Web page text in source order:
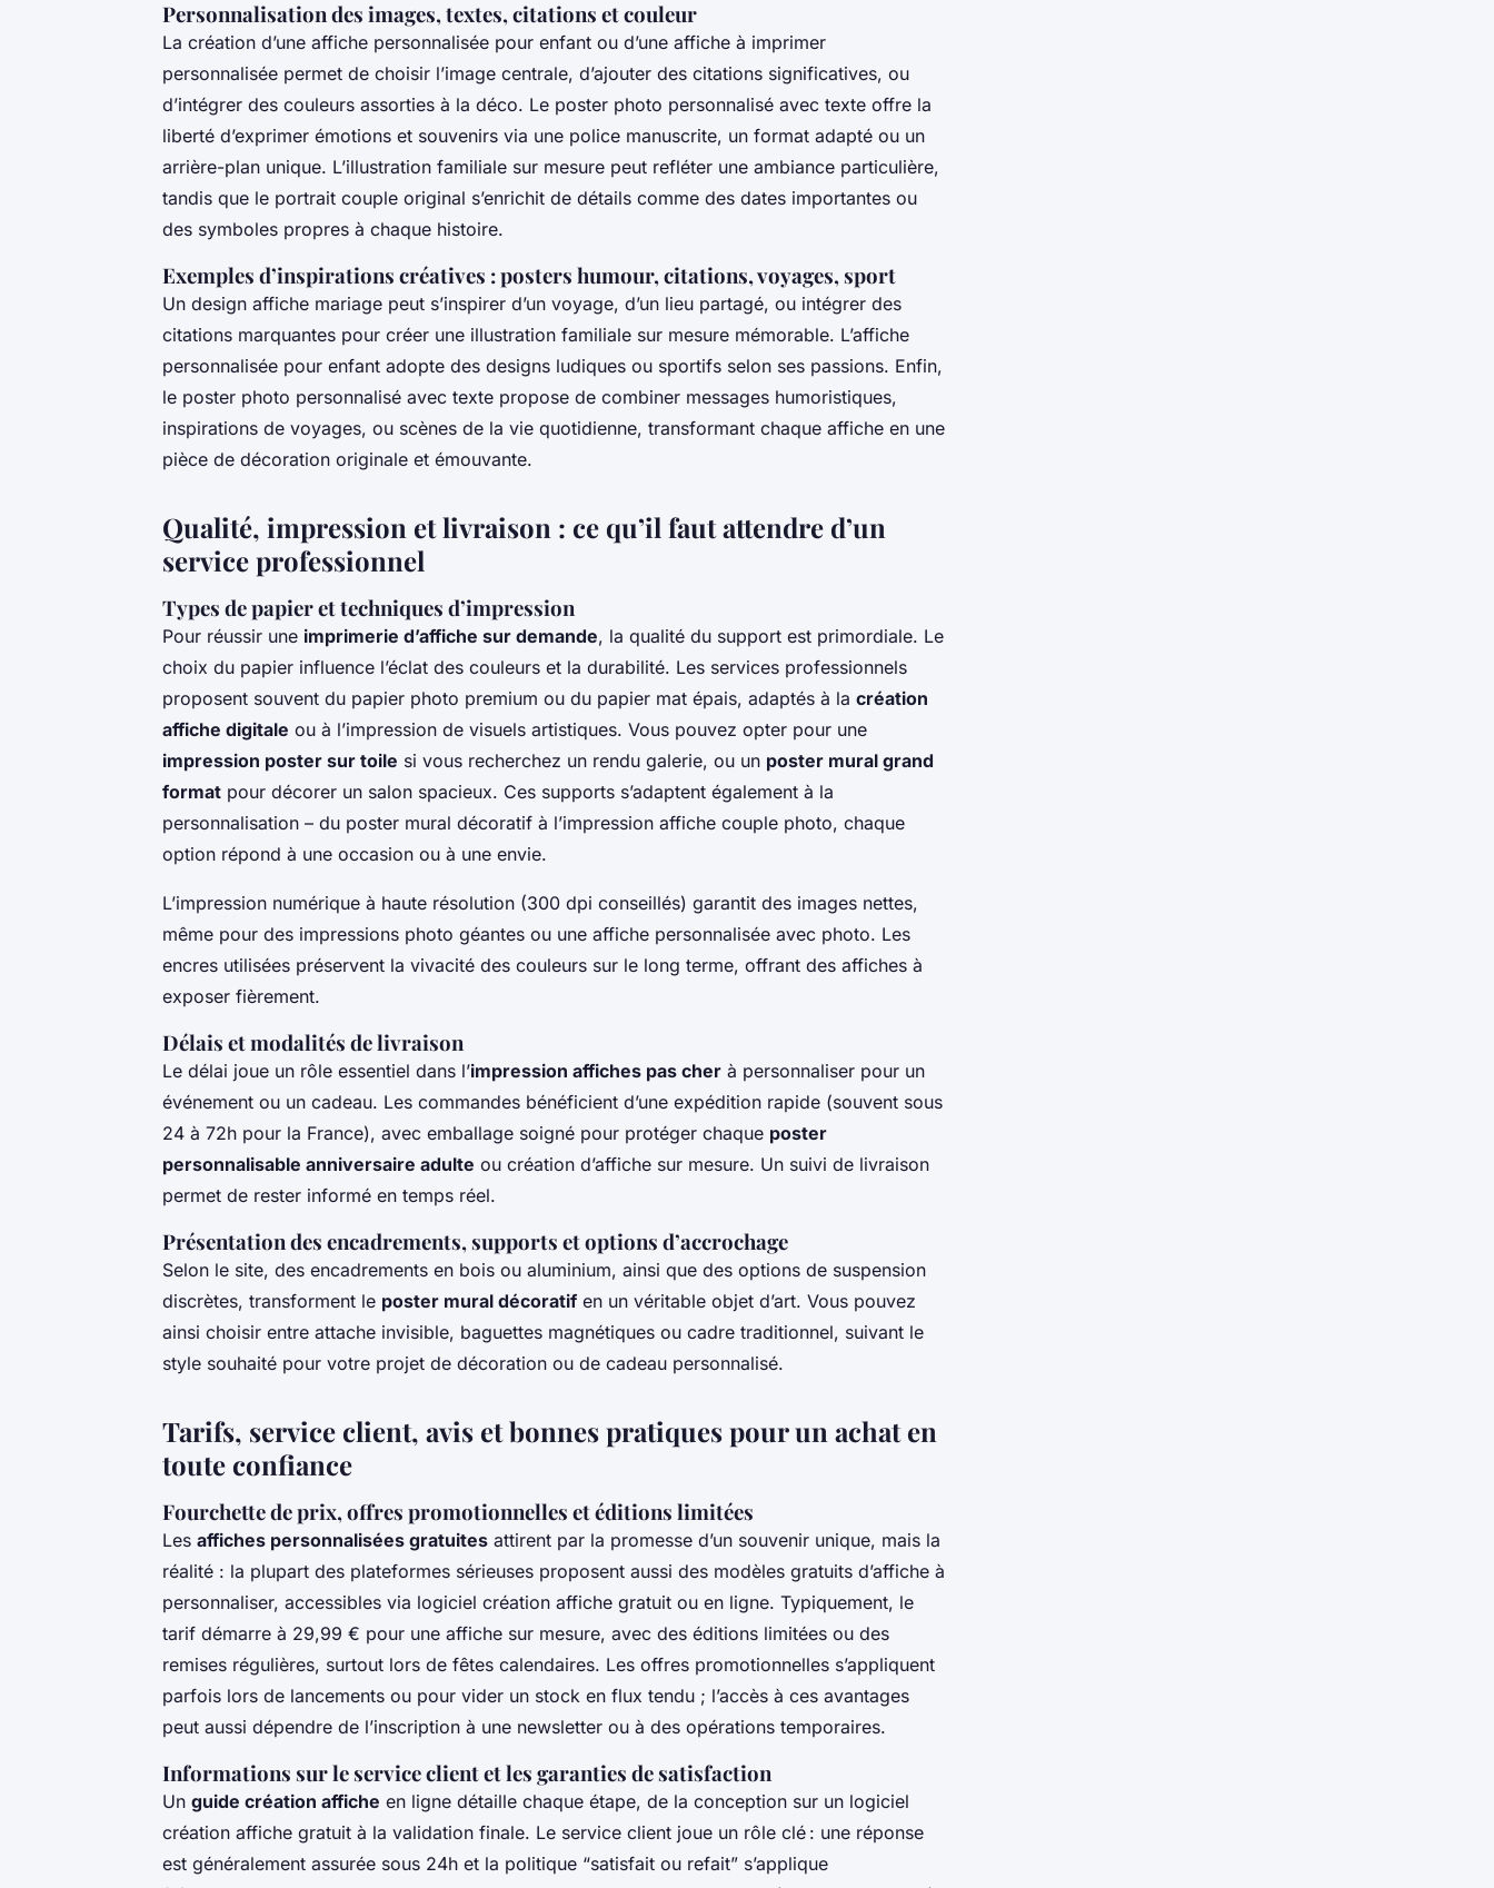
Personnalisation des images, textes, citations et couleur
La création d’une affiche personnalisée pour enfant ou d’une affiche à imprimer
personnalisée permet de choisir l’image centrale, d’ajouter des citations significatives, ou
d’intégrer des couleurs assorties à la déco. Le poster photo personnalisé avec texte offre la
liberté d’exprimer émotions et souvenirs via une police manuscrite, un format adapté ou un
arrière-plan unique. L’illustration familiale sur mesure peut refléter une ambiance particulière,
tandis que le portrait couple original s’enrichit de détails comme des dates importantes ou
des symboles propres à chaque histoire.
Exemples d’inspirations créatives : posters humour, citations, voyages, sport
Un design affiche mariage peut s’inspirer d’un voyage, d’un lieu partagé, ou intégrer des
citations marquantes pour créer une illustration familiale sur mesure mémorable. L’affiche
personnalisée pour enfant adopte des designs ludiques ou sportifs selon ses passions. Enfin,
le poster photo personnalisé avec texte propose de combiner messages humoristiques,
inspirations de voyages, ou scènes de la vie quotidienne, transformant chaque affiche en une
pièce de décoration originale et émouvante.
Qualité, impression et livraison : ce qu’il faut attendre d’un
service professionnel
Types de papier et techniques d’impression
Pour réussir une imprimerie d’affiche sur demande, la qualité du support est primordiale. Le
choix du papier influence l’éclat des couleurs et la durabilité. Les services professionnels
proposent souvent du papier photo premium ou du papier mat épais, adaptés à la création
affiche digitale ou à l’impression de visuels artistiques. Vous pouvez opter pour une
impression poster sur toile si vous recherchez un rendu galerie, ou un poster mural grand
format pour décorer un salon spacieux. Ces supports s’adaptent également à la
personnalisation – du poster mural décoratif à l’impression affiche couple photo, chaque
option répond à une occasion ou à une envie.
L’impression numérique à haute résolution (300 dpi conseillés) garantit des images nettes,
même pour des impressions photo géantes ou une affiche personnalisée avec photo. Les
encres utilisées préservent la vivacité des couleurs sur le long terme, offrant des affiches à
exposer fièrement.
Délais et modalités de livraison
Le délai joue un rôle essentiel dans l’impression affiches pas cher à personnaliser pour un
événement ou un cadeau. Les commandes bénéficient d’une expédition rapide (souvent sous
24 à 72h pour la France), avec emballage soigné pour protéger chaque poster
personnalisable anniversaire adulte ou création d’affiche sur mesure. Un suivi de livraison
permet de rester informé en temps réel.
Présentation des encadrements, supports et options d’accrochage
Selon le site, des encadrements en bois ou aluminium, ainsi que des options de suspension
discrètes, transforment le poster mural décoratif en un véritable objet d’art. Vous pouvez
ainsi choisir entre attache invisible, baguettes magnétiques ou cadre traditionnel, suivant le
style souhaité pour votre projet de décoration ou de cadeau personnalisé.
Tarifs, service client, avis et bonnes pratiques pour un achat en
toute confiance
Fourchette de prix, offres promotionnelles et éditions limitées
Les affiches personnalisées gratuites attirent par la promesse d’un souvenir unique, mais la
réalité : la plupart des plateformes sérieuses proposent aussi des modèles gratuits d’affiche à
personnaliser, accessibles via logiciel création affiche gratuit ou en ligne. Typiquement, le
tarif démarre à 29,99 € pour une affiche sur mesure, avec des éditions limitées ou des
remises régulières, surtout lors de fêtes calendaires. Les offres promotionnelles s’appliquent
parfois lors de lancements ou pour vider un stock en flux tendu ; l’accès à ces avantages
peut aussi dépendre de l’inscription à une newsletter ou à des opérations temporaires.
Informations sur le service client et les garanties de satisfaction
Un guide création affiche en ligne détaille chaque étape, de la conception sur un logiciel
création affiche gratuit à la validation finale. Le service client joue un rôle clé : une réponse
est généralement assurée sous 24h et la politique “satisfait ou refait” s’applique